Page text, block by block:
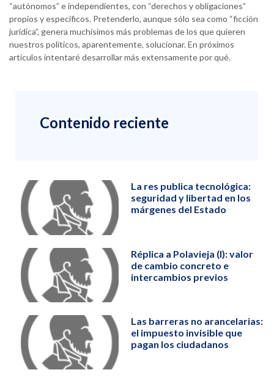
“autónomos” e independientes, con “derechos y obligaciones”
propios y específicos. Pretenderlo, aunque sólo sea como “ficción
jurídica”, genera muchísimos más problemas de los que quieren
nuestros políticos, aparentemente, solucionar. En próximos
artículos intentaré desarrollar más extensamente por qué.
Contenido reciente
La res publica tecnológica:
seguridad y libertad en los
márgenes del Estado
Réplica a Polavieja (I): valor
de cambio concreto e
intercambios previos
Las barreras no arancelarias:
el impuesto invisible que
pagan los ciudadanos